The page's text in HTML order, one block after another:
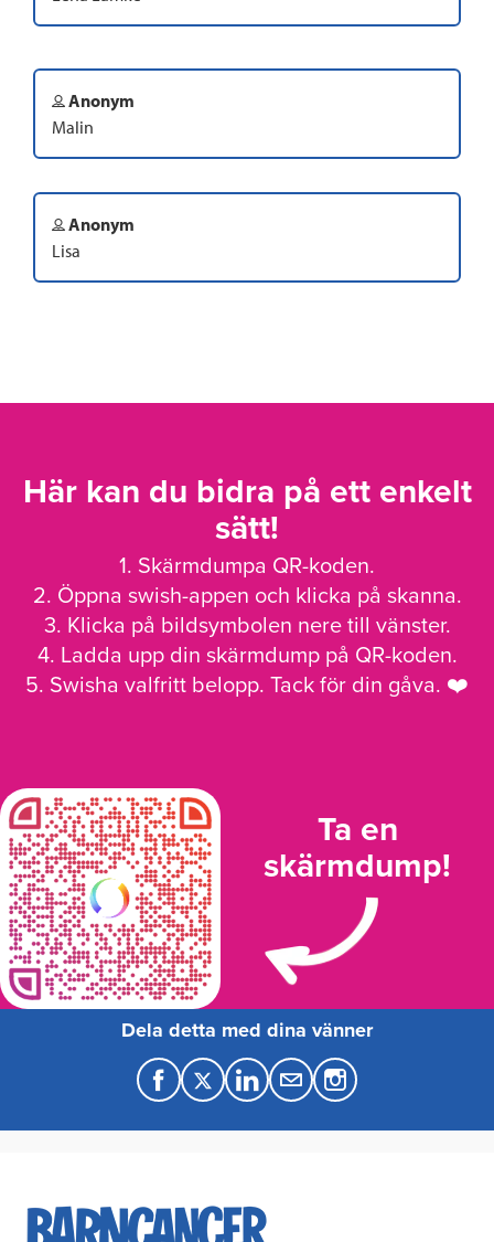
Anonym
Malin
Anonym
Lisa
Här kan du bidra på ett enkelt
sätt!
1. Skärmdumpa QR-koden.
2. Öppna swish-appen och klicka på skanna.
3. Klicka på bildsymbolen nere till vänster.
4. Ladda upp din skärmdump på QR-koden.
5. Swisha valfritt belopp. Tack för din gåva. ❤️
Ta en
skärmdump!
Dela detta med dina vänner
F
a
e
T
w
t
L
i
k
M
a